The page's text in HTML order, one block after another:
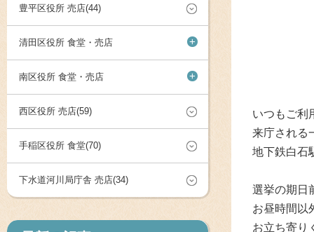
豊平区役所 売店(44)
清田区役所 食堂・売店 +
南区役所 食堂・売店 +
西区役所 売店(59)
手稲区役所 食堂(70)
下水道河川局庁舎 売店(34)
いつもご利
来庁される
地下鉄白石
選挙の期日
お昼時間以
お立ち寄り